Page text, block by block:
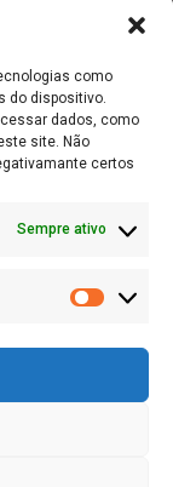
como
do dispositivo.
dados, como
site. Não
certos
Sempre ativo